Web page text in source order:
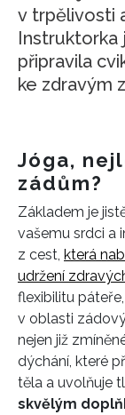
v trpělivosti
Instruktorka
připravila
ke zdravým
Jóga,
zádům?
Základem je
vašemu srdci a
z cest, která
udržení
flexibilitu páteře,
v oblasti
nejen již
dýchání, které
těla a uvolňuje
skvělým